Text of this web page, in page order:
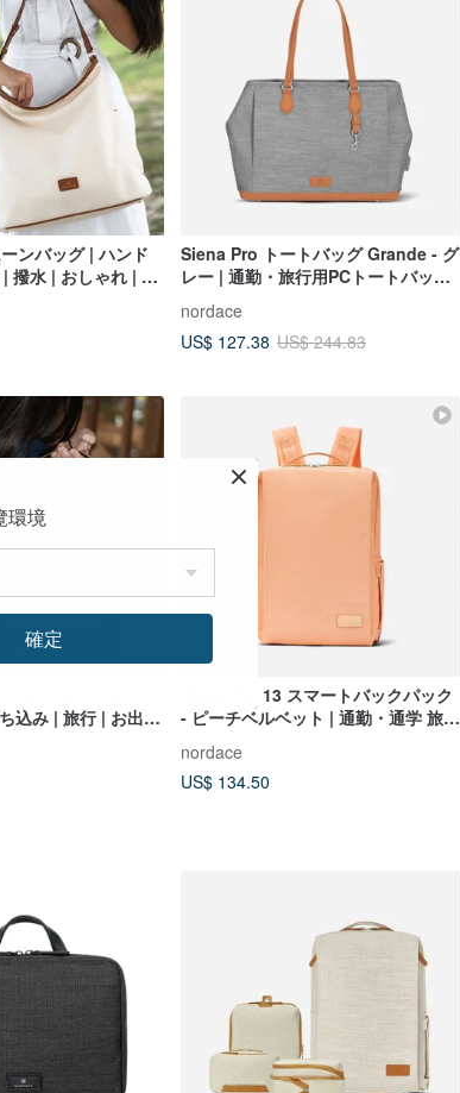
ンバッグ | ハンド
撥水 | おしゃれ | 旅
Siena Pro トートバッグ Grande - グ
レー | 通勤・旅行用PCトートバッグ
大容量
nordace
US$ 127.38 US$ 244.83
込み | 旅行 | お出か
Siena Pro 13 スマートバックパック
- ピーチベルベット | 通勤・通学 旅行
nordace
US$ 134.50
環境
確定